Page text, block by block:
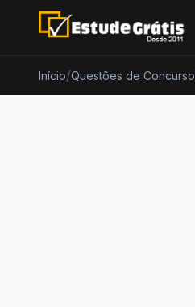
Início/Questões de Concurso